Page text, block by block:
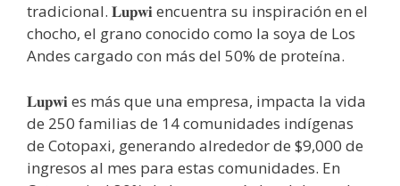
tradicional. 𝐋𝐮𝐩𝐰𝐢 encuentra su inspiración en el
chocho, el grano conocido como la soya de Los
Andes cargado con más del 50% de proteína.
𝐋𝐮𝐩𝐰𝐢 es más que una empresa, impacta la vida
de 250 familias de 14 comunidades indígenas
de Cotopaxi, generando alrededor de $9,000 de
ingresos al mes para estas comunidades. En